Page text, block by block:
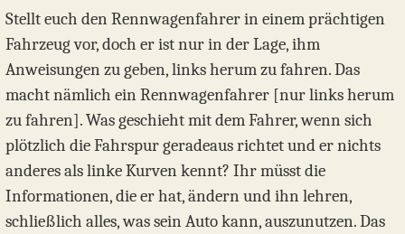
Stellt euch den Rennwagenfahrer in einem prächtigen
Fahrzeug vor, doch er ist nur in der Lage, ihm
Anweisungen zu geben, links herum zu fahren. Das
macht nämlich ein Rennwagenfahrer [nur links herum
zu fahren]. Was geschieht mit dem Fahrer, wenn sich
plötzlich die Fahrspur geradeaus richtet und er nichts
anderes als linke Kurven kennt? Ihr müsst die
Informationen, die er hat, ändern und ihn lehren,
schließlich alles, was sein Auto kann, auszunutzen. Das